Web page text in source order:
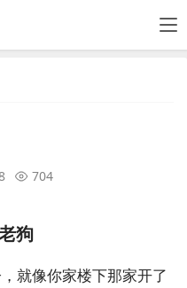
704
狗
就像你家楼下那家开了